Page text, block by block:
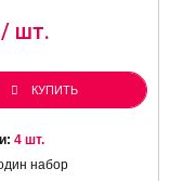
шт.
КУПИТЬ
4 шт.
набор